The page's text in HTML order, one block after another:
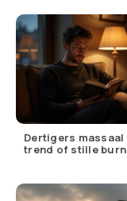
Dertigers
trend of stille